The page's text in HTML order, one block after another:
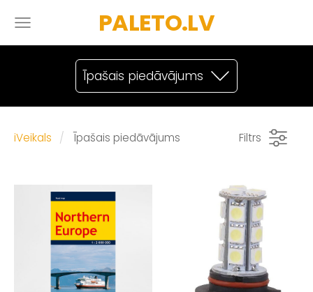
PALETO.LV
Īpašais piedāvājums
iVeikals Īpašais piedāvājums Filtrs